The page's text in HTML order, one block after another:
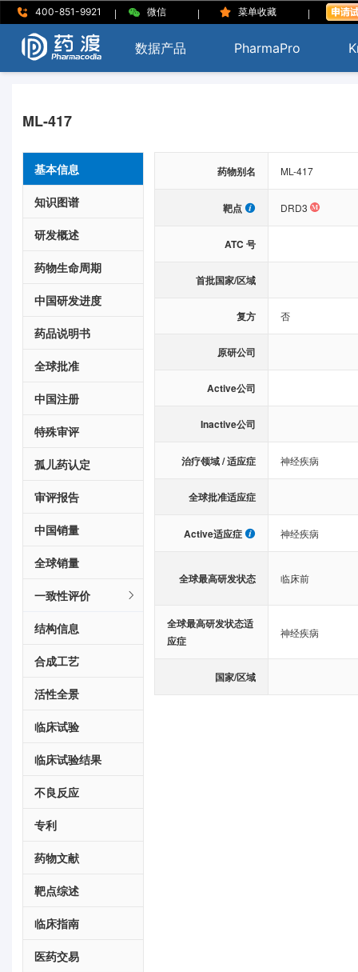
400-851-9921 | 微信 | 菜单收藏 |
数据产品 PharmaPro
ML-417
基本信息
知识图谱
研发概述
药物生命周期
中国研发进度
药品说明书
全球批准
中国注册
特殊审评
孤儿药认定
审评报告
中国销量
全球销量
一致性评价
结构信息
合成工艺
活性全景
临床试验
临床试验结果
不良反应
专利
药物文献
靶点综述
临床指南
医药交易
药物别名 ML-417
靶点 DRD3
ATC 号
首批国家/区域
复方 否
原研公司
Active公司
Inactive公司
治疗领域 / 适应症 神经疾病
全球批准适应症
Active适应症 神经疾病
全球最高研发状态 临床前
全球最高研发状态适
应症
神经疾病
国家/区域